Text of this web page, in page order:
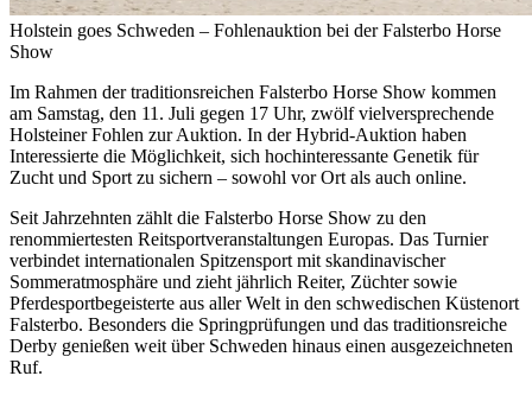
Holstein goes Schweden – Fohlenauktion bei der Falsterbo Horse
Show
Im Rahmen der traditionsreichen Falsterbo Horse Show kommen
am Samstag, den 11. Juli gegen 17 Uhr, zwölf vielversprechende
Holsteiner Fohlen zur Auktion. In der Hybrid-Auktion haben
Interessierte die Möglichkeit, sich hochinteressante Genetik für
Zucht und Sport zu sichern – sowohl vor Ort als auch online.
Seit Jahrzehnten zählt die Falsterbo Horse Show zu den
renommiertesten Reitsportveranstaltungen Europas. Das Turnier
verbindet internationalen Spitzensport mit skandinavischer
Sommeratmosphäre und zieht jährlich Reiter, Züchter sowie
Pferdesportbegeisterte aus aller Welt in den schwedischen Küstenort
Falsterbo. Besonders die Springprüfungen und das traditionsreiche
Derby genießen weit über Schweden hinaus einen ausgezeichneten
Ruf.